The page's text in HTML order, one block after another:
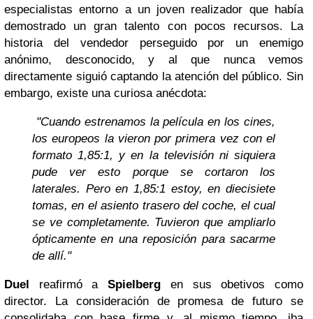
especialistas entorno a un joven realizador que había
demostrado un gran talento con pocos recursos. La
historia del vendedor perseguido por un enemigo
anónimo, desconocido, y al que nunca vemos
directamente siguió captando la atención del público. Sin
embargo, existe una curiosa anécdota:
"Cuando estrenamos la película en los cines,
los europeos la vieron por primera vez con el
formato 1,85:1, y en la televisión ni siquiera
pude ver esto porque se cortaron los
laterales. Pero en 1,85:1 estoy, en diecisiete
tomas, en el asiento trasero del coche, el cual
se ve completamente. Tuvieron que ampliarlo
ópticamente en una reposición para sacarme
de allí."
Duel reafirmó aSpielberg en sus obetivos como
director. La consideración de promesa de futuro se